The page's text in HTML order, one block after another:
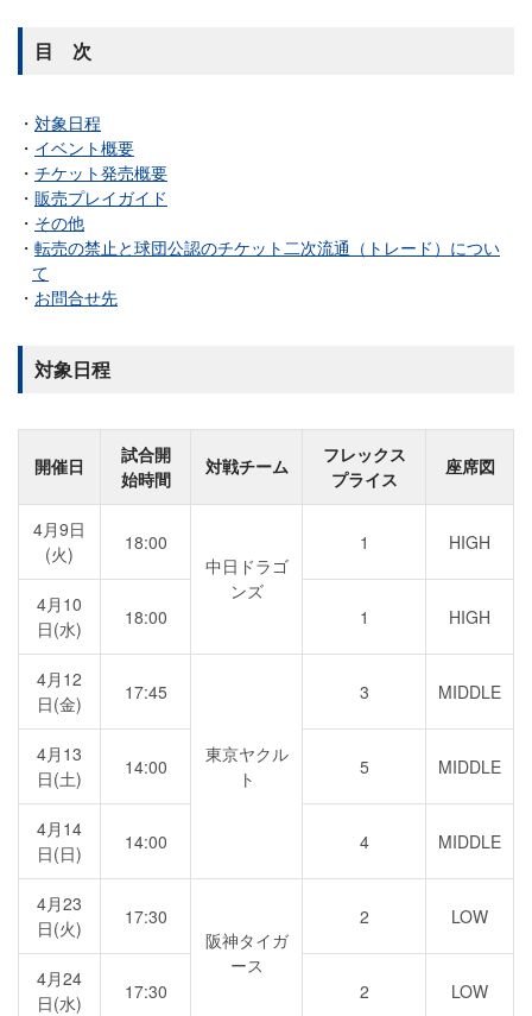
目 次
対象日程
イベント概要
チケット発売概要
販売プレイガイド
その他
転売の禁止と球団公認のチケット二次流通（トレード）につい
て
お問合せ先
対象日程
開催日
試合開
始時間
対戦チーム
フレックス
プライス
座席図
4月9日
(火)
18:00
中日ドラゴ
ンズ
1 HIGH
4月10
日(水)
18:00 1 HIGH
4月12
日(金)
17:45
東京ヤクル
ト
3 MIDDLE
4月13
日(土)
14:00 5 MIDDLE
4月14
日(日)
14:00 4 MIDDLE
4月23
日(火)
17:30
阪神タイガ
ース
2 LOW
4月24
日(水)
17:30 2 LOW